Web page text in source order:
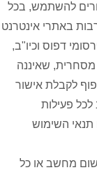
להשתמש, בכל
באתרי אינטרנט
דפוס וכיו"ב,
מסחרית, שאיננה
לקבלת אישור
פעילות
תנאי השימוש
מחשב או כל